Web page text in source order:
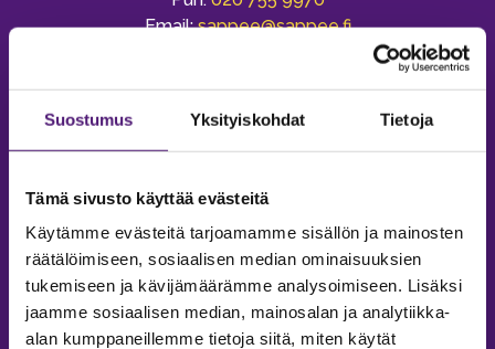
Suostumus Yksityiskohdat Tietoja
Tämä sivusto käyttää evästeitä
Käytämme evästeitä tarjoamamme sisällön ja mainosten
räätälöimiseen, sosiaalisen median ominaisuuksien
tukemiseen ja kävijämäärämme analysoimiseen. Lisäksi
jaamme sosiaalisen median, mainosalan ja analytiikka-
alan kumppaneillemme tietoja siitä, miten käytät
Email:sappee@sappee.fi